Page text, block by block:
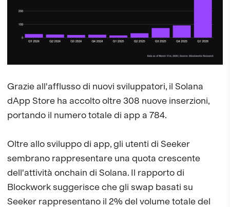
Grazie all'afflusso di nuovi sviluppatori, il Solana
dApp Store ha accolto oltre 308 nuove inserzioni,
portando il numero totale di app a 784.
Oltre allo sviluppo di app, gli utenti di Seeker
sembrano rappresentare una quota crescente
dell'attività onchain di Solana. Il rapporto di
Blockwork suggerisce che gli swap basati su
Seeker rappresentano il 2% del volume totale del